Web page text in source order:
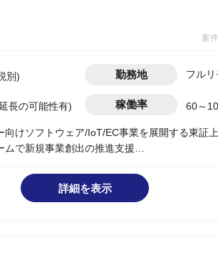
案
別) 勤務地 フル
長の可能性有) 稼働率 60～
向けソフトウェア/IoT/EC事業を展開する東証
ムで新規事業創出の推進支援
画/KPI策定、経営陣への提案および社内外ス
施策立案/推進
詳細を表示